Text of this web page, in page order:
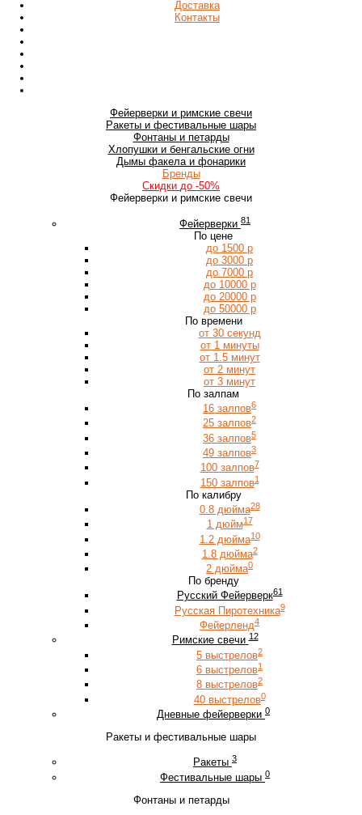
Доставка
Контакты
Фейерверки и римские свечи
Ракеты и фестивальные шары
Фонтаны и петарды
Хлопушки и бенгальские огни
Дымы факела и фонарики
Бренды
Скидки до -50%
Фейерверки и римские свечи
Фейерверки 81
По цене
до 1500 р
до 3000 р
до 7000 р
до 10000 р
до 20000 р
до 50000 р
По времени
от 30 секунд
от 1 минуты
от 1.5 минут
от 2 минут
от 3 минут
По залпам
16 залпов6
25 залпов2
36 залпов5
49 залпов3
100 залпов7
150 залпов1
По калибру
0.8 дюйма28
1 дюйм17
1.2 дюйма10
1.8 дюйма2
2 дюйма0
По бренду
Русский Фейерверк61
Русская Пиротехника9
Фейерленд4
Римские свечи 12
5 выстрелов2
6 выстрелов1
8 выстрелов2
40 выстрелов0
Дневные фейерверки 0
Ракеты и фестивальные шары
Ракеты 3
Фестивальные шары 0
Фонтаны и петарды